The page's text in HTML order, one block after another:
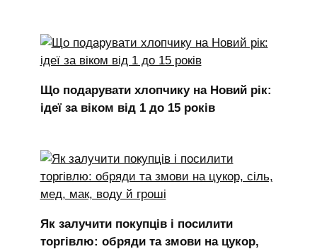
Що подарувати хлопчику на Новий рік:
ідеї за віком від 1 до 15 років
Як залучити покупців і посилити
торгівлю: обряди та змови на цукор,